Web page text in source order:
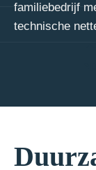
familiebedrijf
technische